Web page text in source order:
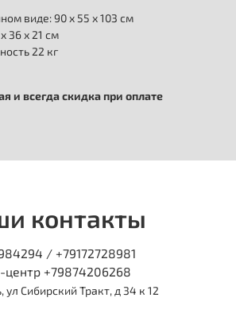
виде: 90 x 55 х 103 см
36 х 21 см
22 кг
и всегда скидка при оплате
контакты
/ +79172728981
центр +79874206268
ул Сибирский Тракт, д 34 к 12